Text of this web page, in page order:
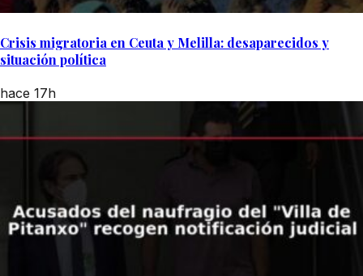
Crisis migratoria en Ceuta y Melilla: desaparecidos y
situación política
hace 17h